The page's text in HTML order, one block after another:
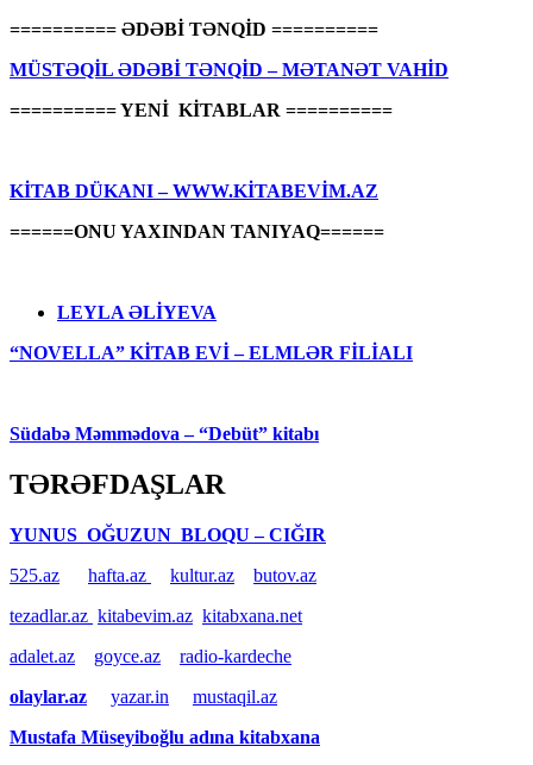
========== ƏDƏBİ TƏNQİD ==========
MÜSTƏQİL ƏDƏBİ TƏNQİD – MƏTANƏT VAHİD
========== YENİ KİTABLAR ==========
KİTAB DÜKANI – WWW.KİTABEVİM.AZ
======ONU YAXINDAN TANIYAQ======
LEYLA ƏLİYEVA
“NOVELLA” KİTAB EVİ – ELMLƏR FİLİALI
Südabə Məmmədova – “Debüt” kitabı
TƏRƏFDAŞLAR
YUNUS OĞUZUN BLOQU – CIĞIR
525.az
hafta.az kultur.az
butov.az
tezadlar.az kitabevim.az kitabxana.net
adalet.az
goyce.az
radio-kardeche
olaylar.az
yazar.in
mustaqil.az
Mustafa Müseyiboğlu adına kitabxana